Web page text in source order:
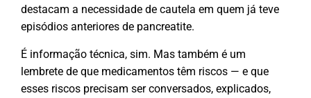
destacam a necessidade de cautela em quem já teve
episódios anteriores de pancreatite.
É informação técnica, sim. Mas também é um
lembrete de que medicamentos têm riscos — e que
esses riscos precisam ser conversados, explicados,